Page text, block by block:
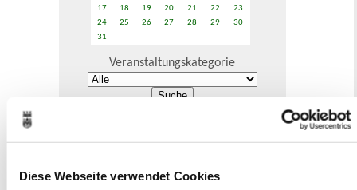
Diese Webseite verwendet Cookies
17
18 19 20 21 22
23
24
25 26 27 28 29
30
31
Veranstaltungskategorie